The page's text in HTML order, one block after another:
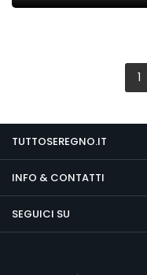
1
TUTTOSEREGNO.IT
INFO & CONTATTI
SEGUICI SU